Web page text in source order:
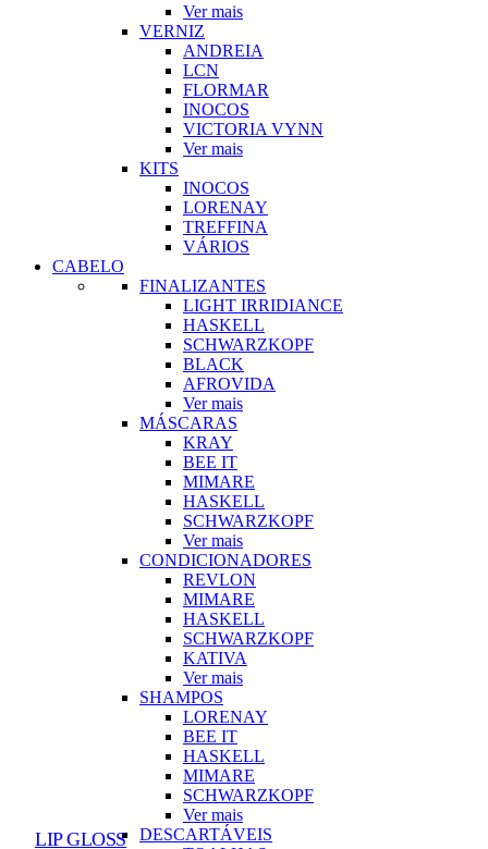
Ver mais
VERNIZ
ANDREIA
LCN
FLORMAR
INOCOS
VICTORIA VYNN
Ver mais
KITS
INOCOS
LORENAY
TREFFINA
VÁRIOS
CABELO
FINALIZANTES
LIGHT IRRIDIANCE
HASKELL
SCHWARZKOPF
BLACK
AFROVIDA
Ver mais
MÁSCARAS
KRAY
BEE IT
MIMARE
HASKELL
SCHWARZKOPF
Ver mais
CONDICIONADORES
REVLON
MIMARE
HASKELL
SCHWARZKOPF
KATIVA
Ver mais
SHAMPOS
LORENAY
BEE IT
HASKELL
MIMARE
SCHWARZKOPF
Ver mais
DESCARTÁVEIS
LIP GLOSS